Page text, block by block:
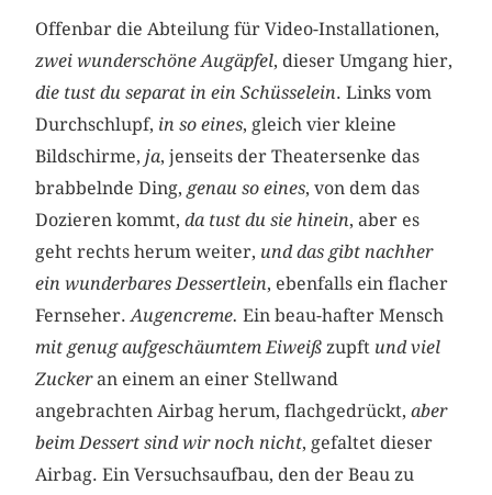
Offenbar die Abteilung für Video-Installationen,
zwei wunderschöne Augäpfel, dieser Umgang hier,
die tust du separat in ein Schüsselein. Links vom
Durchschlupf, in so eines, gleich vier kleine
Bildschirme,ja, jenseits der Theatersenke das
brabbelnde Ding, genau so eines, von dem das
Dozieren kommt,da tust du sie hinein, aber es
geht rechts herum weiter, und das gibt nachher
ein wunderbares Dessertlein, ebenfalls ein flacher
Fernseher.Augencreme.Ein beau-hafter Mensch
mit genug aufgeschäumtem Eiweiß zupft und viel
Zuckeran einem an einer Stellwand
angebrachten Airbag herum, flachgedrückt,aber
beim Dessert sind wir noch nicht, gefaltet dieser
Airbag. Ein Versuchsaufbau, den der Beau zu